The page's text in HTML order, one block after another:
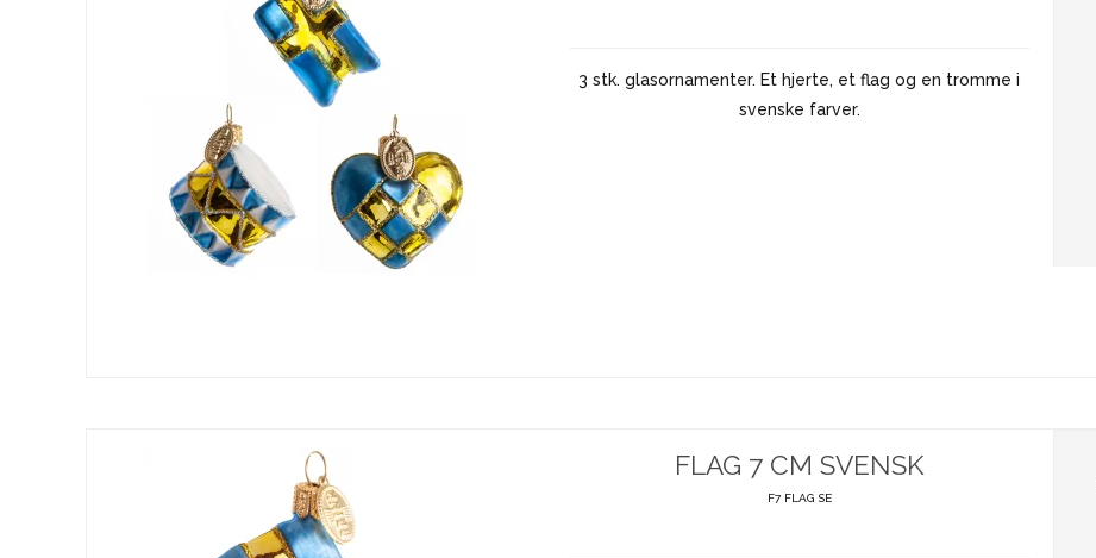
3 stk. glasornamenter. Et hjerte, et flag og en tromme i
svenske farver.
FLAG 7 CM SVENSK
F7 FLAG SE